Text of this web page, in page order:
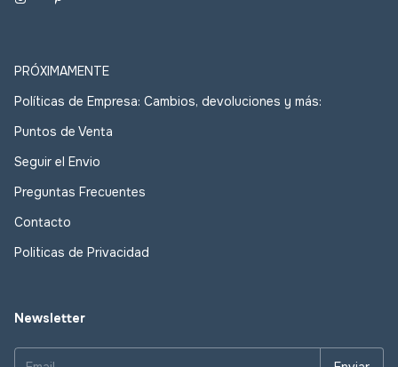
PRÓXIMAMENTE
Políticas de Empresa: Cambios, devoluciones y más:
Puntos de Venta
Seguir el Envio
Preguntas Frecuentes
Contacto
Politicas de Privacidad
Newsletter